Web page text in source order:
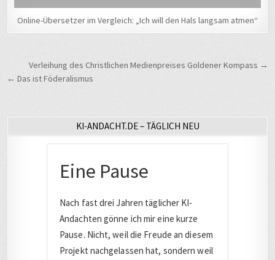
Online-Übersetzer im Vergleich: „Ich will den Hals langsam atmen“
Beitragsnavigation
Verleihung des Christlichen Medienpreises Goldener Kompass →
← Das ist Föderalismus
KI-ANDACHT.DE – TÄGLICH NEU